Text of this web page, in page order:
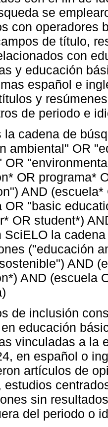
se
con operadores
de título,
con
y educación
español e
y
de periodo e
la cadena de
ambiental" OR
OR
OR programa*
AND
OR "basic
OR student*)
SciELO la
("educación
AND
AND (escuela
de inclusión
educación
vinculadas a la
en español o
artículos de
estudios
sin
del periodo o